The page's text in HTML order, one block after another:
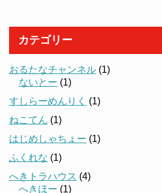
カテゴリー
おるたなチャンネル (1)
ないとー (1)
すしらーめんりく
(1)
ねこてん (1)
はじめしゃちょー (1)
ふくれな (1)
へきトラハウス (4)
へきほー (1)